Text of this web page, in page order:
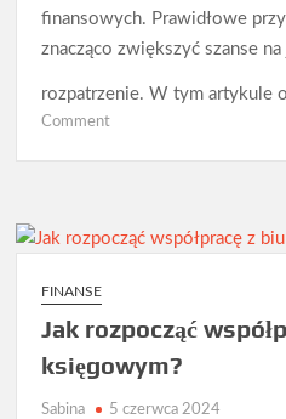
finansowych. Prawidłowe
znacząco zwiększyć szanse
rozpatrzenie. W tym artykule
Commenton
je
FINANSE
Jak rozpocząć
księgowym?
Sabina 5 czerwca 2024